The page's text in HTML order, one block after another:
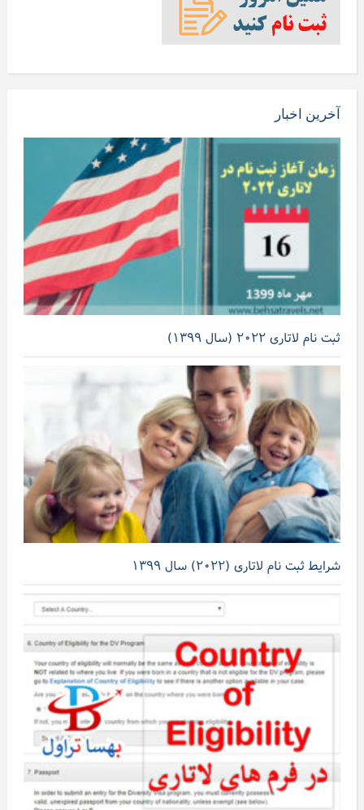
آخرین اخبار
ثبت نام لاتاری ۲۰۲۲ (سال ۱۳۹۹)
شرایط ثبت نام لاتاری (۲۰۲۲) سال ۱۳۹۹